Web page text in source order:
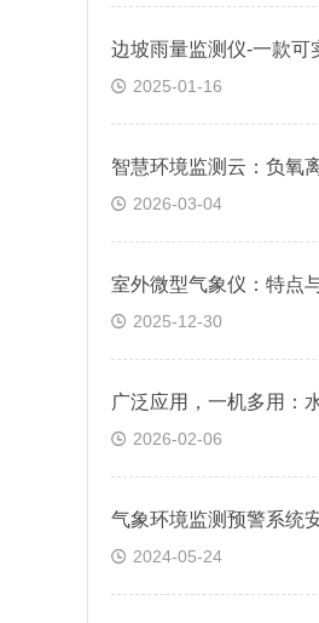
2025-01-16
2026-03-04
室外微型气象仪：特点
2025-12-30
2026-02-06
2024-05-24